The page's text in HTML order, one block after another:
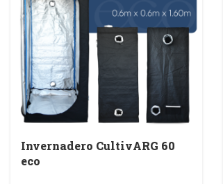
Invernadero CultivARG 60
eco